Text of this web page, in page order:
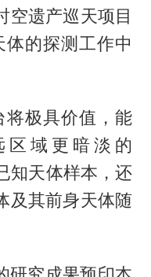
空遗产巡天项目
体的探测工作中
将极具价值，能
域更暗淡的
知天体样本，还
及其前身天体随